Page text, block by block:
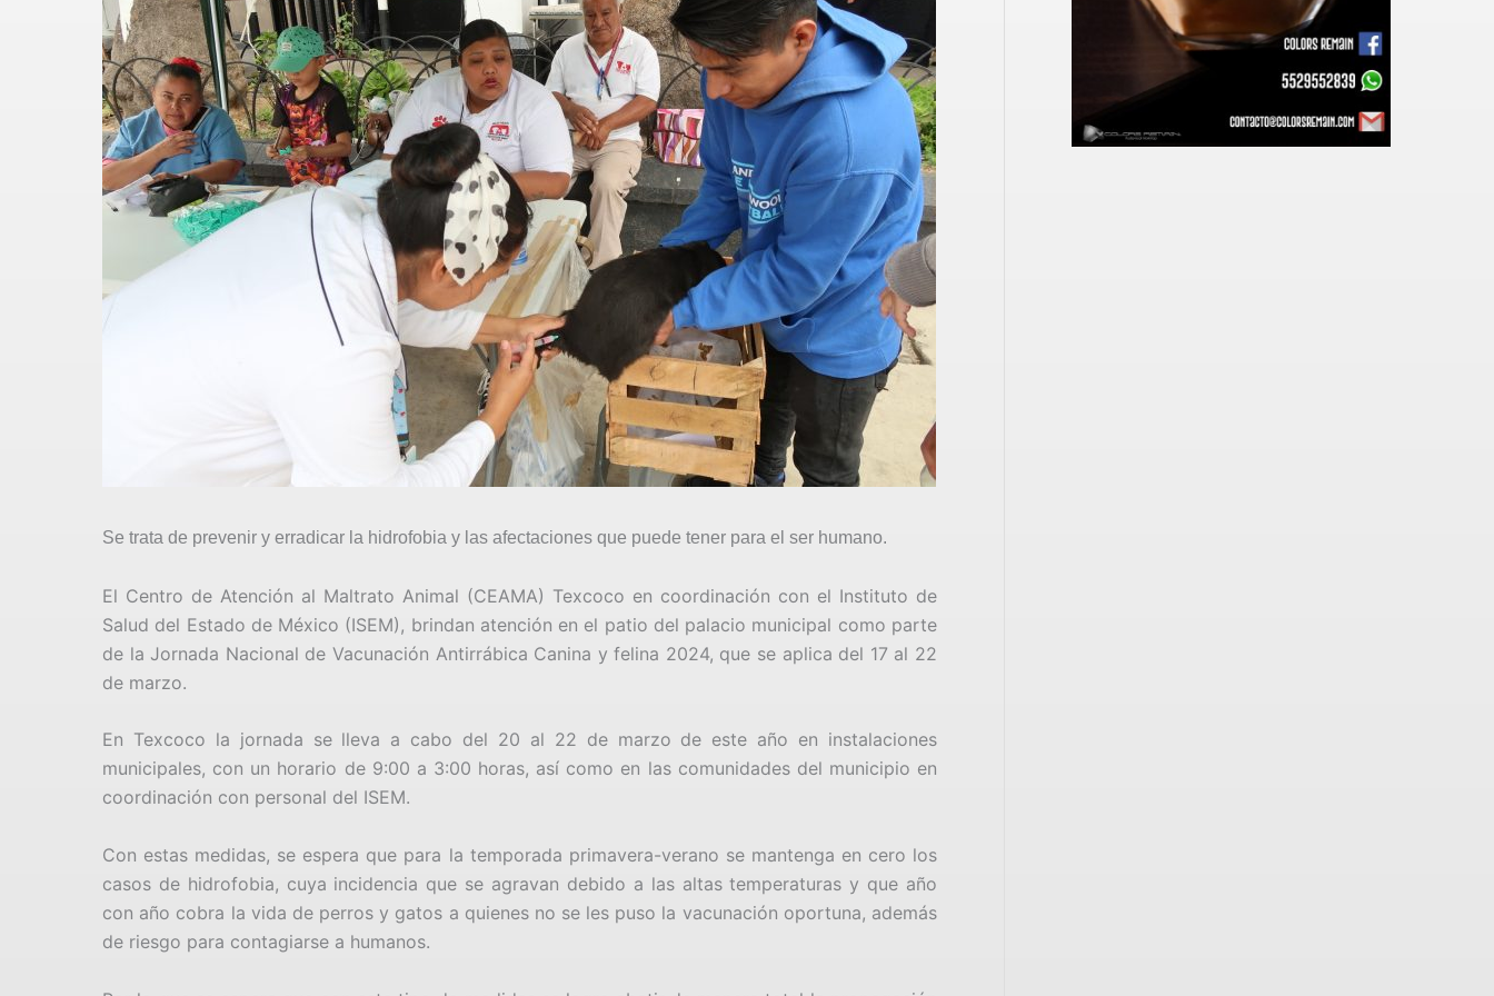
Se trata de prevenir y erradicar la hidrofobia y las afectaciones que puede tener para el ser humano.
El Centro de Atención al Maltrato Animal (CEAMA) Texcoco en coordinación con el Instituto de
Salud del Estado de México (ISEM), brindan atención en el patio del palacio municipal como parte
de la Jornada Nacional de Vacunación Antirrábica Canina y felina 2024, que se aplica del 17 al 22
de marzo.
En Texcoco la jornada se lleva a cabo del 20 al 22 de marzo de este año en instalaciones
municipales, con un horario de 9:00 a 3:00 horas, así como en las comunidades del municipio en
coordinación con personal del ISEM.
Con estas medidas, se espera que para la temporada primavera-verano se mantenga en cero los
casos de hidrofobia, cuya incidencia que se agravan debido a las altas temperaturas y que año
con año cobra la vida de perros y gatos a quienes no se les puso la vacunación oportuna, además
de riesgo para contagiarse a humanos.